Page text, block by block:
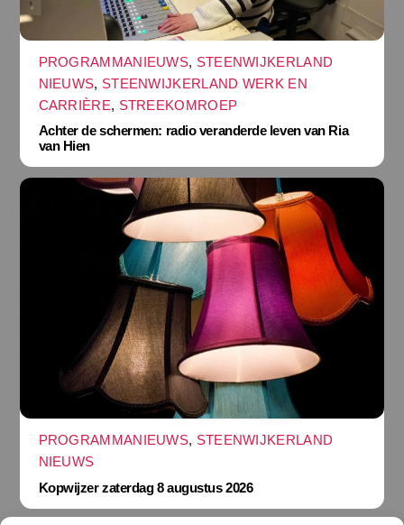
PROGRAMMANIEUWS, STEENWIJKERLAND
NIEUWS, STEENWIJKERLAND WERK EN
CARRIÈRE, STREEKOMROEP
Achter de schermen: radio veranderde leven van Ria
van Hien
PROGRAMMANIEUWS, STEENWIJKERLAND
NIEUWS
Kopwijzer zaterdag 8 augustus 2026